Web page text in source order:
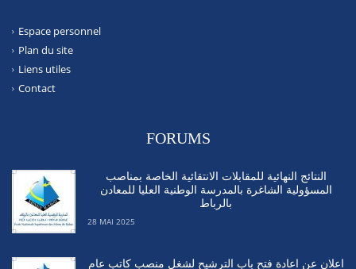
Espace personnel
Plan du site
Liens utiles
Contact
FORUMS
النتائج النهائية للمقابلات الانتقائية الخاصة بمناصب
المسؤولية الشاغرة بالمدرسة الوطنية العليا للمعادن
بالرباط
28 MAI 2025
اعلان عن اعادة فتح باب الترشيح لشغل منصب كاتب عام